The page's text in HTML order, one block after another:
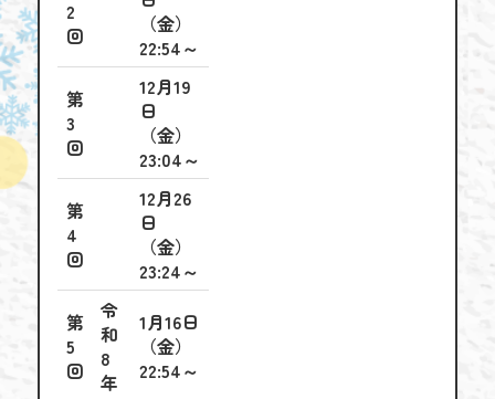
2
回
（金）
22:54～
第
3
回
12月19
日
（金）
23:04～
第
4
回
12月26
日
（金）
23:24～
第
5
回
令
和
8
年
1月16日
（金）
22:54～